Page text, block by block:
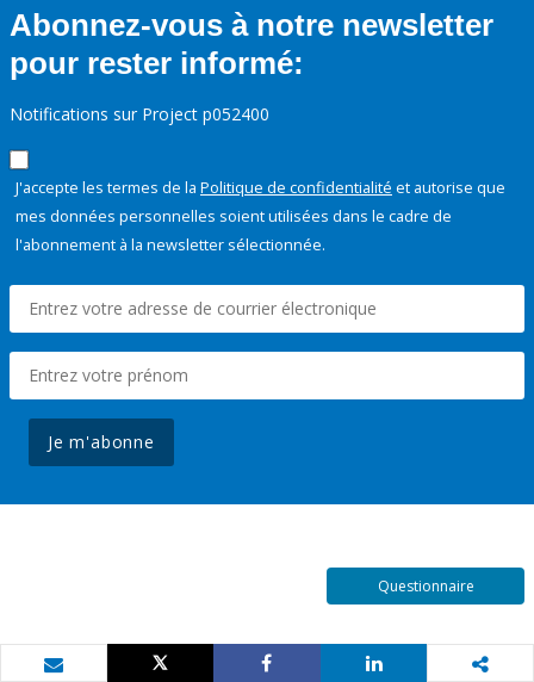
Abonnez-vous à notre newsletter
pour rester informé:
Notifications sur Project p052400
J'accepte les termes de la Politique de confidentialité et autorise que
mes données personnelles soient utilisées dans le cadre de
l'abonnement à la newsletter sélectionnée.
Je m'abonne
Questionnaire